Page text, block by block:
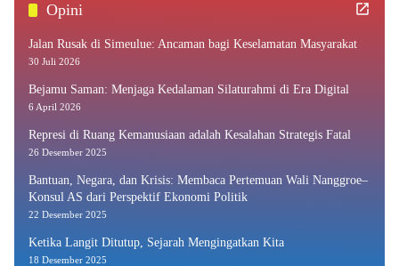
Opini
Jalan Rusak di Simeulue: Ancaman bagi Keselamatan Masyarakat
30 Juli 2026
Bejamu Saman: Menjaga Kedalaman Silaturahmi di Era Digital
6 April 2026
Represi di Ruang Kemanusiaan adalah Kesalahan Strategis Fatal
26 Desember 2025
Bantuan, Negara, dan Krisis: Membaca Pertemuan Wali Nanggroe–
Konsul AS dari Perspektif Ekonomi Politik
22 Desember 2025
Ketika Langit Ditutup, Sejarah Mengingatkan Kita
18 Desember 2025